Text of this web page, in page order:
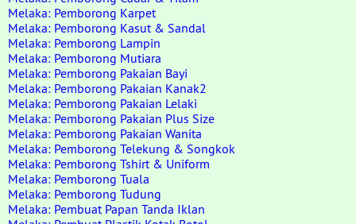
Melaka: Pemborong Karpet
Melaka: Pemborong Kasut & Sandal
Melaka: Pemborong Lampin
Melaka: Pemborong Mutiara
Melaka: Pemborong Pakaian Bayi
Melaka: Pemborong Pakaian Kanak2
Melaka: Pemborong Pakaian Lelaki
Melaka: Pemborong Pakaian Plus Size
Melaka: Pemborong Pakaian Wanita
Melaka: Pemborong Telekung & Songkok
Melaka: Pemborong Tshirt & Uniform
Melaka: Pemborong Tuala
Melaka: Pemborong Tudung
Melaka: Pembuat Papan Tanda Iklan